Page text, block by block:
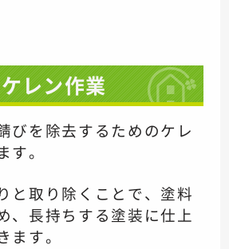
レン作業
びを除去するためのケレ
す。
と取り除くことで、塗料
、長持ちする塗装に仕上
ます。